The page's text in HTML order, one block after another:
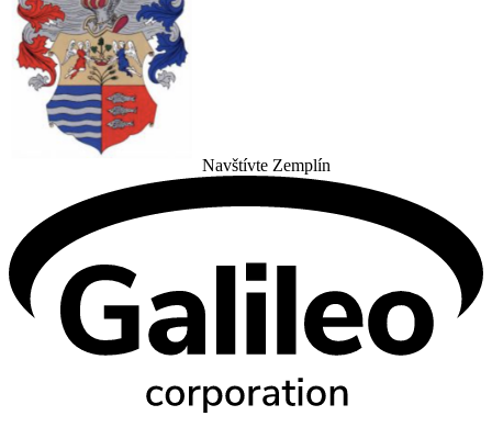
Navštívte Zemplín